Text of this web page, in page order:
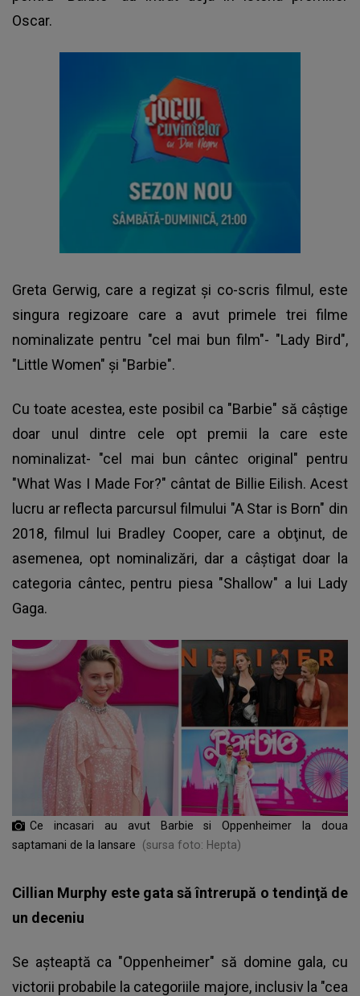
Oscar.
Greta Gerwig, care a regizat şi co-scris filmul, este
singura regizoare care a avut primele trei filme
nominalizate pentru "cel mai bun film"- "Lady Bird",
"Little Women" şi "Barbie".
Cu toate acestea, este posibil ca "Barbie" să câştige
doar unul dintre cele opt premii la care este
nominalizat- "cel mai bun cântec original" pentru
"What Was I Made For?" cântat de Billie Eilish. Acest
lucru ar reflecta parcursul filmului "A Star is Born" din
2018, filmul lui Bradley Cooper, care a obţinut, de
asemenea, opt nominalizări, dar a câştigat doar la
categoria cântec, pentru piesa "Shallow" a lui Lady
Gaga.
Ce incasari au avut Barbie si Oppenheimer la doua
saptamani de la lansare
(sursa foto: Hepta)
Cillian Murphy este gata să întrerupă o tendinţă de
un deceniu
Se aşteaptă ca "Oppenheimer" să domine gala, cu
victorii probabile la categoriile majore, inclusiv la "cea